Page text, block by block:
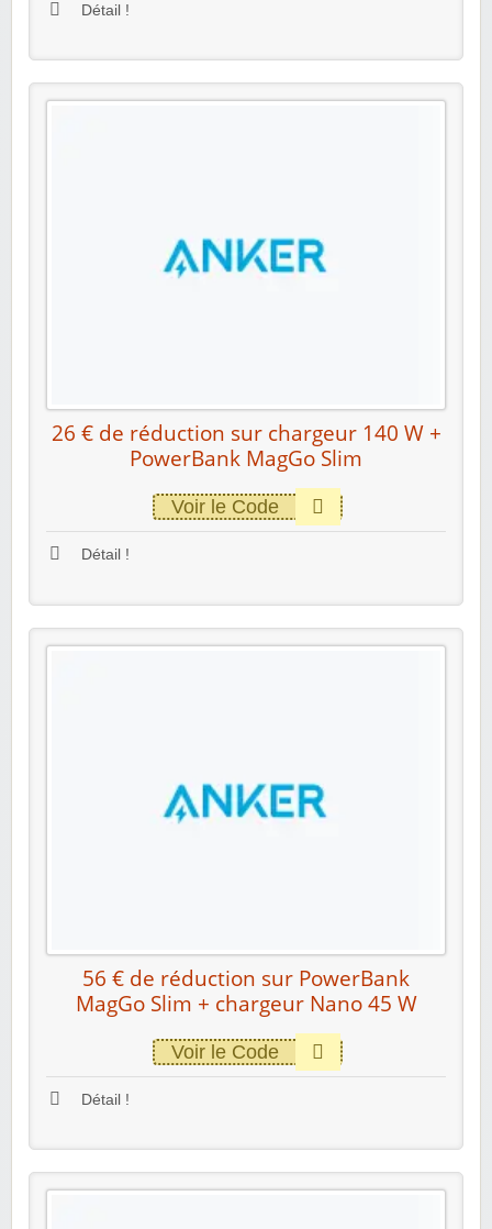
Détail !
26 € de réduction sur chargeur 140 W +
PowerBank MagGo Slim
Voir le Code
Détail !
56 € de réduction sur PowerBank
MagGo Slim + chargeur Nano 45 W
Voir le Code
Détail !